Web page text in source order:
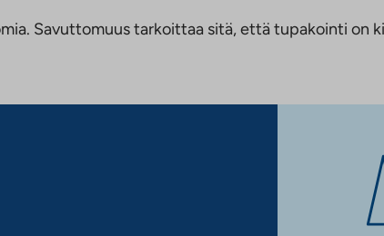
Savuttomuus tarkoittaa sitä, että tupakointi on